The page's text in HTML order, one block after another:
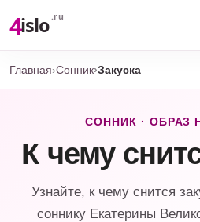
4islo .ru
Главная Сонник Закуска
СОННИК · ОБРАЗ
К чему
Узнайте, к чему снится
соннику Екатерины